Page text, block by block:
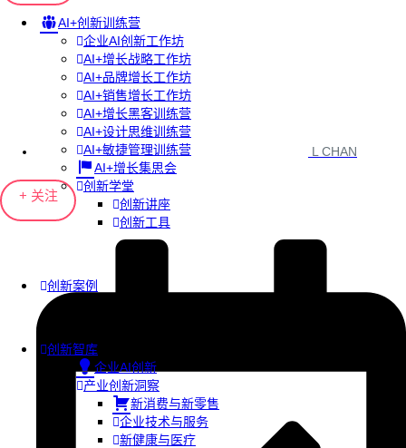
AI+创新训练营
企业AI创新工作坊
AI+增长战略工作坊
AI+品牌增长工作坊
AI+销售增长工作坊
AI+增长黑客训练营
AI+设计思维训练营
AI+敏捷管理训练营
AI+增长集思会
创新学堂
创新讲座
创新工具
创新案例
创新智库
企业AI创新
产业创新洞察
新消费与新零售
企业技术与服务
新健康与医疗
L CHAN
+ 关注